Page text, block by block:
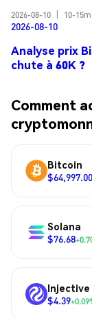
2026-08-10 10-15m
2026-08-10
Analyse prix
chute à 60K ?
Comment
Bitcoin
$64,997.00
Solana
$76.68
Injective
$4.39